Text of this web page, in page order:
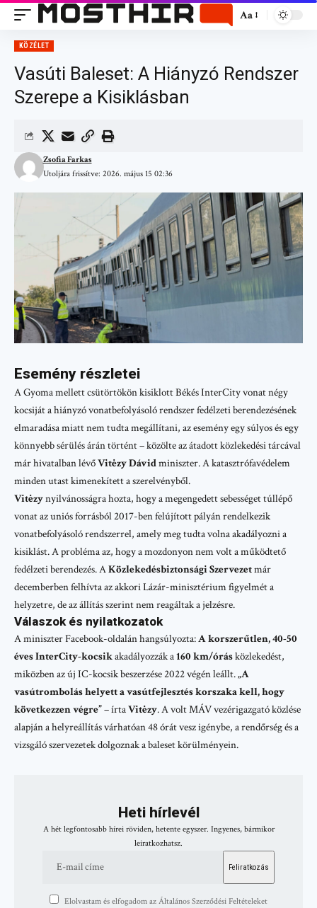
Aa
KÖZÉLET
Vasúti Baleset: A Hiányzó Rendszer
Szerepe a Kisiklásban
Utoljára frissítve: 2026. május 15 02:36
Zsofia Farkas
Esemény részletei
A Gyoma mellett csütörtökön kisiklott Békés InterCity vonat négy
kocsiját a hiányzó vonatbefolyásoló rendszer fedélzeti berendezésének
elmaradása miatt nem tudta megállítani, az esemény egy súlyos és egy
könnyebb sérülés árán történt – közölte az átadott közlekedési tárcával
már hivatalban lévőVitėzy Dávidminiszter. A katasztrófavédelem
minden utast kimenekített a szerelvényből.
Vitėzynyilvánosságra hozta, hogy a megengedett sebességet túllépő
vonat az uniós forrásból 2017-ben felújított pályán rendelkezik
vonatbefolyásoló rendszerrel, amely meg tudta volna akadályozni a
kisiklást. A probléma az, hogy a mozdonyon nem volt a működtető
fedélzeti berendezés. AKözlekedésbiztonsági Szervezetmár
decemberben felhívta az akkori Lázár-minisztérium figyelmét a
helyzetre, de az állítás szerint nem reagáltak a jelzésre.
Válaszok és nyilatkozatok
A miniszter Facebook-oldalán hangsúlyozta:A korszerűtlen, 40-50
éves InterCity-kocsikakadályozzák a160 km/órásközlekedést,
miközben az új IC-kocsik beszerzése 2022 végén leállt.„A
vasútrombolás helyett a vasútfejlesztés korszaka kell, hogy
következzen végre”– írtaVitėzy. A volt MÁV vezérigazgató közlése
alapján a helyreállítás várhatóan 48 órát vesz igénybe, a rendőrség és a
vizsgáló szervezetek dolgoznak a baleset körülményein.
Heti hírlevél
A hét legfontosabb hírei röviden, hetente egyszer. Ingyenes, bármikor
leiratkozhatsz.
Elolvastam és elfogadom az Általános Szerződési Feltételeket